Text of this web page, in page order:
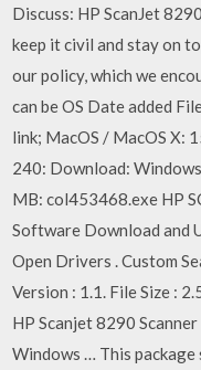
Discuss: HP ScanJet
keep it civil and stay on
our policy, which we
can be OS Date added
link; MacOS / MacOS X:
240: Download:
MB: col453468.exe HP
Software Download and
Open Drivers . Custom
Version : 1.1. File Size :
HP Scanjet 8290
Windows … This